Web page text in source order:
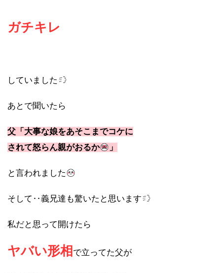
ガチキレ
していました
あとで聞いたら
父「大事な娘をあそこまでコケに
されて怒らん親がおるか
」
と言われました
そして‥義兄達も驚いたと思います
私だと思って開けたら
ヤバい形相 で立ってた父が